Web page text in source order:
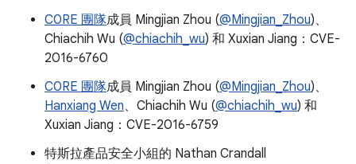
C0RE 團隊成員 Mingjian Zhou (@Mingjian_Zhou)、
Chiachih Wu (@chiachih_wu) 和 Xuxian Jiang：CVE-
2016-6760
C0RE 團隊成員 Mingjian Zhou (@Mingjian_Zhou)、
Hanxiang Wen、Chiachih Wu (@chiachih_wu) 和
Xuxian Jiang：CVE-2016-6759
特斯拉產品安全小組的 Nathan Crandall